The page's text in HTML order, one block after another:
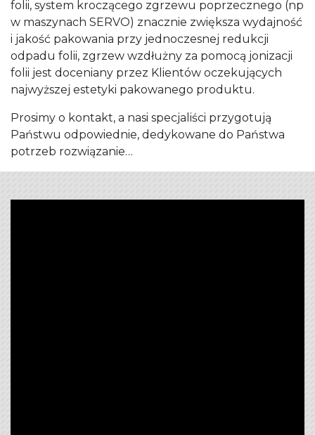
folii, system kroczącego zgrzewu poprzecznego (np
w maszynach SERVO) znacznie zwiększa wydajność
i jakość pakowania przy jednoczesnej redukcji
odpadu folii, zgrzew wzdłużny za pomocą jonizacji
folii jest doceniany przez Klientów oczekujących
najwyższej estetyki pakowanego produktu.
Prosimy o kontakt, a nasi specjaliści przygotują
Państwu odpowiednie, dedykowane do Państwa
potrzeb rozwiązanie…